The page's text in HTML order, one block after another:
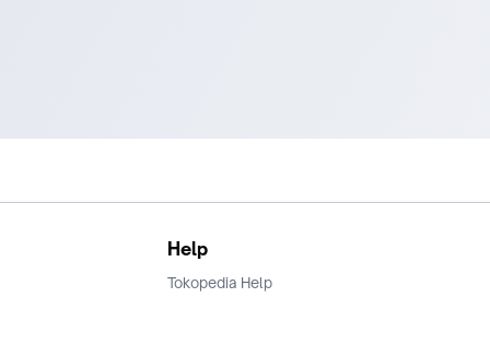
Help
Tokopedia Help